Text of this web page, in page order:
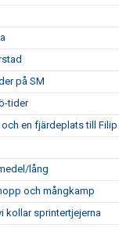
på SM
tider
och en fjärdeplats till Filip
lång
och mångkamp
kollar sprintertjejerna